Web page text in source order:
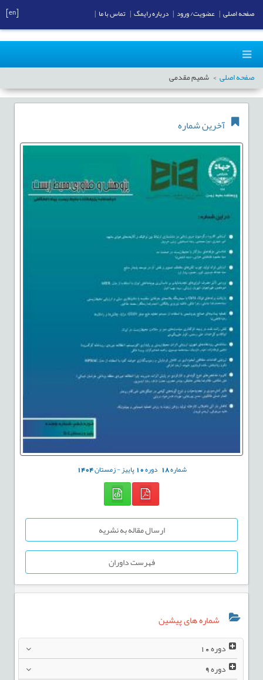
صفحه اصلی شمیم مقدمی
آخرین شماره
شماره18 دوره10پاییز - زمستان1404
ارسال مقاله به نشریه
فهرست داوران
شماره های پیشین
دوره10
دوره9
صفحه اصلی عضویت/ ورود درباره رایمگ تماس با ما